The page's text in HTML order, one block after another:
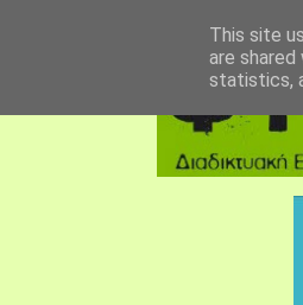
This site
are
statistics,